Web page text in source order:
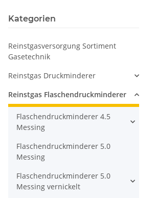
Kategorien
Reinstgasversorgung Sortiment
Gasetechnik
Reinstgas Druckminderer
Reinstgas Flaschendruckminderer
Flaschendruckminderer 4.5
Messing
Flaschendruckminderer 5.0
Messing
Flaschendruckminderer 5.0
Messing vernickelt